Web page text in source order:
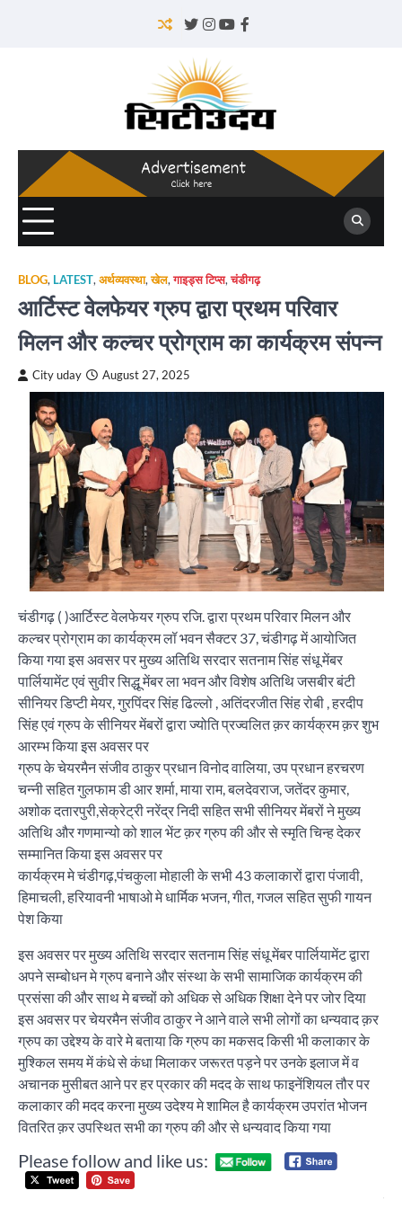
Twitter
Instagram
YouTube
Facebook
BLOG, LATEST, अर्थव्यवस्था,खेल,गाइड्स टिप्स,चंडीगढ़
आर्टिस्ट वेलफेयर ग्रुप द्वारा प्रथम परिवार
मिलन और कल्चर प्रोग्राम का कार्यक्रम संपन्न
City uday August 27, 2025
चंडीगढ़ ( )आर्टिस्ट वेलफेयर ग्रुप रजि. द्वारा प्रथम परिवार मिलन और
कल्चर प्रोग्राम का कार्यक्रम लॉ भवन सैक्टर 37, चंडीगढ़ में आयोजित
किया गया इस अवसर पर मुख्य अतिथि सरदार सतनाम सिंह संधू मेंबर
पार्लियामेंट एवं सुवीर सिद्धू मेंबर ला भवन और विशेष अतिथि जसबीर बंटी
सीनियर डिप्टी मेयर, गुरपिंदर सिंह ढिल्लो , अतिंदरजीत सिंह रोबी , हरदीप
सिंह एवं ग्रुप के सीनियर मेंबरों द्वारा ज्योति प्रज्वलित क़र कार्यक्रम क़र शुभ
आरम्भ किया इस अवसर पर
ग्रुप के चेयरमैन संजीव ठाकुर प्रधान विनोद वालिया, उप प्रधान हरचरण
चन्नी सहित गुलफाम डी आर शर्मा, माया राम, बलदेवराज, जतेंदर कुमार,
अशोक दतारपुरी,सेक्रेट्री नरेंद्र निदी सहित सभी सीनियर मेंबरों ने मुख्य
अतिथि और गणमान्यो को शाल भेंट क़र ग्रुप की और से स्मृति चिन्ह देकर
सम्मानित किया इस अवसर पर
कार्यक्रम मे चंडीगढ़,पंचकुला मोहाली के सभी 43 कलाकारों द्वारा पंजावी,
हिमाचली, हरियावनी भाषाओ मे धार्मिक भजन, गीत, गजल सहित सुफी गायन
पेश किया
इस अवसर पर मुख्य अतिथि सरदार सतनाम सिंह संधू मेंबर पार्लियामेंट द्वारा
अपने सम्बोधन मे ग्रुप बनाने और संस्था के सभी सामाजिक कार्यक्रम की
प्रसंसा की और साथ मे बच्चों को अधिक से अधिक शिक्षा देने पर जोर दिया
इस अवसर पर चेयरमैन संजीव ठाकुर ने आने वाले सभी लोगों का धन्यवाद क़र
ग्रुप का उद्देश्य के वारे मे बताया कि ग्रुप का मकसद किसी भी कलाकार के
मुश्किल समय में कंधे से कंधा मिलाकर जरूरत पड़ने पर उनके इलाज में व
अचानक मुसीबत आने पर हर प्रकार की मदद के साथ फाइनेंशियल तौर पर
कलाकार की मदद करना मुख्य उदेश्य मे शामिल है कार्यक्रम उपरांत भोजन
वितरित क़र उपस्थित सभी का ग्रुप की और से धन्यवाद किया गया
Please follow and like us:
Post